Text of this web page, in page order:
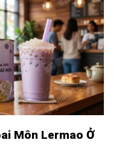
Môn Lermao Ở